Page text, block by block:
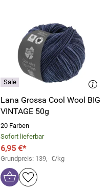
Lana Grossa Cool Wool BIG
VINTAGE 50g
20 Farben
Sofort lieferbar
6,95 €*
Grundpreis: 139,- €/kg